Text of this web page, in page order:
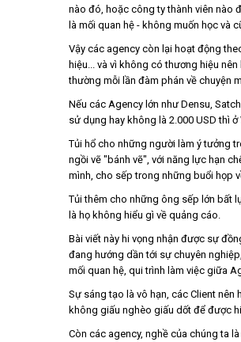
nào đó, hoặc công ty thành viên nào
là mối quan hệ - không muốn học và
Vậy các agency còn lại hoạt động
hiệu... và vì không có thương hiệu
thường mỗi lần đàm phán về chuyện
Nếu các Agency lớn như Densu,
sử dụng hay không là 2.000 USD thì
Tủi hổ cho những người làm ý tưởng
ngồi vẽ "bánh vẽ", với năng lực hạn
mình, cho sếp trong những buổi họp
Tủi thêm cho những ông sếp lớn bất
là họ không hiểu gì về quảng cáo.
Bài viết này hi vọng nhận được sự
đang hướng dần tới sự chuyên
mối quan hệ, qui trình làm việc giữa
Sự sáng tạo là vô hạn, các Client nên
không giấu nghèo giấu dốt để được
Còn các agency, nghề của chúng ta